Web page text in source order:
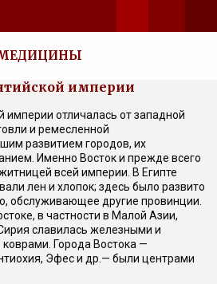
империи
империи отличалась от западной
и ремесленной
развитием городов, их
Именно Восток и прежде всего
всей империи. В Египте
лен и хлопок; здесь было развито
обслуживающее другие провинции.
в частности в Малой Азии,
славилась железными и
Города Востока —
Эфес и др.— были центрами